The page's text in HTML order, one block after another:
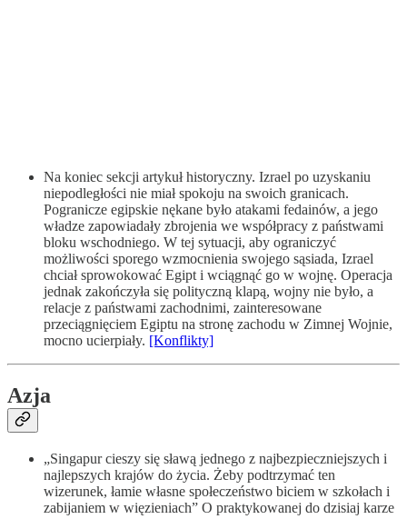
Na koniec sekcji artykuł historyczny. Izrael po uzyskaniu
niepodległości nie miał spokoju na swoich granicach.
Pogranicze egipskie nękane było atakami fedainów, a jego
władze zapowiadały zbrojenia we współpracy z państwami
bloku wschodniego. W tej sytuacji, aby ograniczyć
możliwości sporego wzmocnienia swojego sąsiada, Izrael
chciał sprowokować Egipt i wciągnąć go w wojnę. Operacja
jednak zakończyła się polityczną klapą, wojny nie było, a
relacje z państwami zachodnimi, zainteresowane
przeciągnięciem Egiptu na stronę zachodu w Zimnej Wojnie,
mocno ucierpiały. [Konflikty]
Azja
„Singapur cieszy się sławą jednego z najbezpieczniejszych i
najlepszych krajów do życia. Żeby podtrzymać ten
wizerunek, łamie własne społeczeństwo biciem w szkołach i
zabijaniem w więzieniach” O praktykowanej do dzisiaj karze